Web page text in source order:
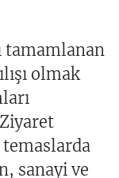
tamamlanan
olmak
temaslarda
sanayi ve